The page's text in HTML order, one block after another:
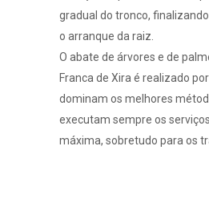
gradual do tronco,
o arranque da raiz.
O abate de árvores e de
Franca de Xira é realizado
dominam os melhores
executam sempre os
máxima, sobretudo para os